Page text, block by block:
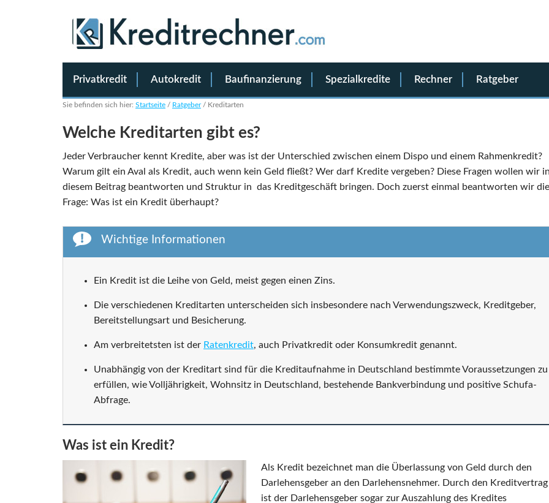
Privatkredit Autokredit Baufinanzierung Spezialkredite Rechner Ratgeber
Sie befinden sich hier: Startseite / Ratgeber / Kreditarten
Welche Kreditarten gibt es?
Jeder Verbraucher kennt Kredite, aber was ist der Unterschied zwischen einem Dispo und einem Rahmenkredit?
Warum gilt ein Aval als Kredit, auch wenn kein Geld fließt? Wer darf Kredite vergeben? Diese Fragen wollen wir
diesem Beitrag beantworten und Struktur in das Kreditgeschäft bringen. Doch zuerst einmal beantworten wir die
Frage: Was ist ein Kredit überhaupt?
Wichtige Informationen
Ein Kredit ist die Leihe von Geld, meist gegen einen Zins.
Die verschiedenen Kreditarten unterscheiden sich insbesondere nach Verwendungszweck, Kreditgeber,
Bereitstellungsart und Besicherung.
Am verbreitetsten ist der Ratenkredit, auch Privatkredit oder Konsumkredit genannt.
Unabhängig von der Kreditart sind für die Kreditaufnahme in Deutschland bestimmte Voraussetzungen zu
erfüllen, wie Volljährigkeit, Wohnsitz in Deutschland, bestehende Bankverbindung und positive Schufa-
Abfrage.
Was ist ein Kredit?
Als Kredit bezeichnet man die Überlassung von Geld durch den
Darlehensgeber an den Darlehensnehmer. Durch den Kreditvertrag
ist der Darlehensgeber sogar zur Auszahlung des Kredites